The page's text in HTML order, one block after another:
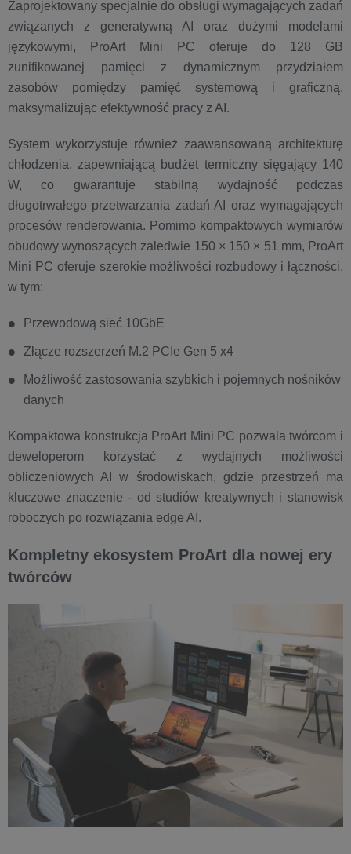
Zaprojektowany specjalnie do obsługi wymagających zadań
związanych z generatywną AI oraz dużymi modelami
językowymi, ProArt Mini PC oferuje do 128 GB
zunifikowanej pamięci z dynamicznym przydziałem
zasobów pomiędzy pamięć systemową i graficzną,
maksymalizując efektywność pracy z AI.
System wykorzystuje również zaawansowaną architekturę
chłodzenia, zapewniającą budżet termiczny sięgający 140
W, co gwarantuje stabilną wydajność podczas
długotrwałego przetwarzania zadań AI oraz wymagających
procesów renderowania. Pomimo kompaktowych wymiarów
obudowy wynoszących zaledwie 150 × 150 × 51 mm, ProArt
Mini PC oferuje szerokie możliwości rozbudowy i łączności,
w tym:
Przewodową sieć 10GbE
Złącze rozszerzeń M.2 PCIe Gen 5 x4
Możliwość zastosowania szybkich i pojemnych nośników
danych
Kompaktowa konstrukcja ProArt Mini PC pozwala twórcom i
deweloperom korzystać z wydajnych możliwości
obliczeniowych AI w środowiskach, gdzie przestrzeń ma
kluczowe znaczenie - od studiów kreatywnych i stanowisk
roboczych po rozwiązania edge AI.
Kompletny ekosystem ProArt dla nowej ery
twórców